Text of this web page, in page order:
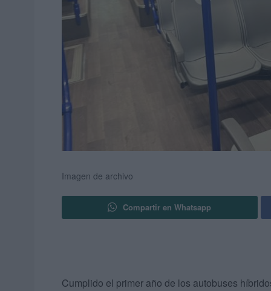
Imagen de archivo
Compartir en Whatsapp
Cumplido el primer año de los autobuses